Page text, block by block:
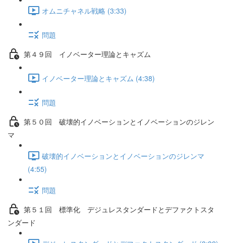
オムニチャネル戦略 (3:33)
問題
第４９回 イノベーター理論とキャズム
イノベーター理論とキャズム (4:38)
問題
第５０回 破壊的イノベーションとイノベーションのジレン
マ
破壊的イノベーションとイノベーションのジレンマ
(4:55)
問題
第５１回 標準化 デジュレスタンダードとデファクトスタ
ンダード